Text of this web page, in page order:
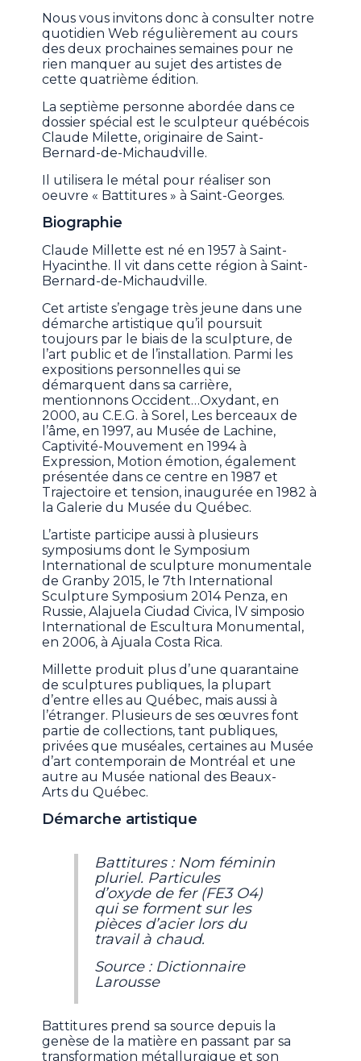
Nous vous invitons donc à consulter notre
quotidien Web régulièrement au cours
des deux prochaines semaines pour ne
rien manquer au sujet des artistes de
cette quatrième édition.
La septième personne abordée dans ce
dossier spécial est le sculpteur québécois
Claude Milette, originaire de Saint-
Bernard-de-Michaudville.
Il utilisera le métal pour réaliser son
oeuvre « Battitures » à Saint-Georges.
Biographie
Claude Millette est né en 1957 à Saint-
Hyacinthe. Il vit dans cette région à Saint-
Bernard-de-Michaudville.
Cet artiste s’engage très jeune dans une
démarche artistique qu’il poursuit
toujours par le biais de la sculpture, de
l’art public et de l’installation. Parmi les
expositions personnelles qui se
démarquent dans sa carrière,
mentionnons Occident…Oxydant, en
2000, au C.E.G. à Sorel, Les berceaux de
l’âme, en 1997, au Musée de Lachine,
Captivité-Mouvement en 1994 à
Expression, Motion émotion, également
présentée dans ce centre en 1987 et
Trajectoire et tension, inaugurée en 1982 à
la Galerie du Musée du Québec.
L’artiste participe aussi à plusieurs
symposiums dont le Symposium
International de sculpture monumentale
de Granby 2015, le 7th International
Sculpture Symposium 2014 Penza, en
Russie, Alajuela Ciudad Civica, lV simposio
International de Escultura Monumental,
en 2006, à Ajuala Costa Rica.
Millette produit plus d’une quarantaine
de sculptures publiques, la plupart
d’entre elles au Québec, mais aussi à
l’étranger. Plusieurs de ses œuvres font
partie de collections, tant publiques,
privées que muséales, certaines au Musée
d’art contemporain de Montréal et une
autre au Musée national des Beaux-
Arts du Québec.
Démarche artistique
Battitures : Nom féminin
pluriel. Particules
d’oxyde de fer (FE3 O4)
qui se forment sur les
pièces d’acier lors du
travail à chaud.
Source : Dictionnaire
Larousse
Battitures prend sa source depuis la
genèse de la matière en passant par sa
transformation métallurgique et son